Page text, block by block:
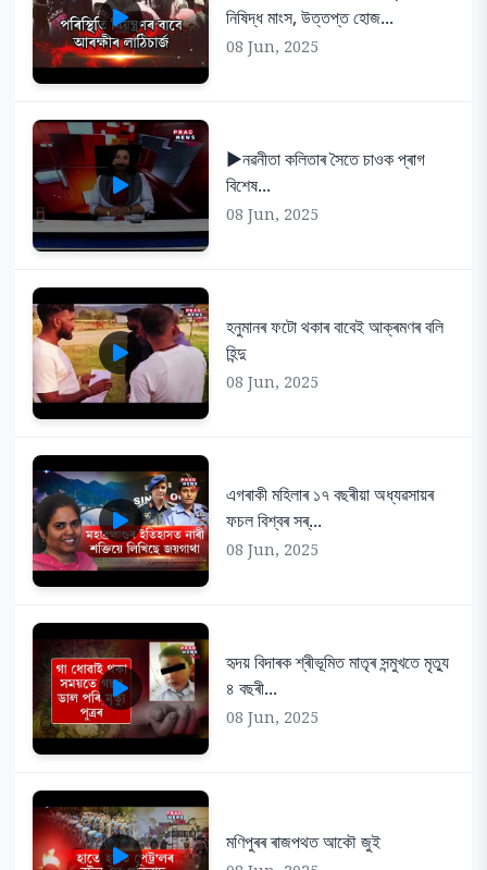
নিষিদ্ধ মাংস, উত্তপ্ত হোজ...
08 Jun, 2025
▶️নৱনীতা কলিতাৰ সৈতে চাওক প্ৰাগ
বিশেষ...
08 Jun, 2025
হনুমানৰ ফটো থকাৰ বাবেই আক্ৰমণৰ বলি
হিন্দু
08 Jun, 2025
এগৰাকী মহিলাৰ ১৭ বছৰীয়া অধ্যৱসায়ৰ
ফচল বিশ্বৰ সৰ্...
08 Jun, 2025
হৃদয় বিদাৰক শ্ৰীভূমিত মাতৃৰ সন্মুখতে মৃত্যু
৪ বছৰী...
08 Jun, 2025
মণিপুৰৰ ৰাজপথত আকৌ জুই